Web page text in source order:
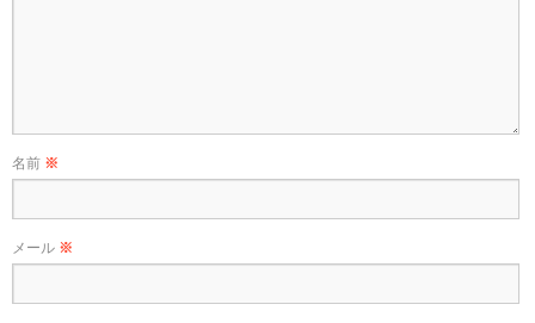
名前 ※
メール ※